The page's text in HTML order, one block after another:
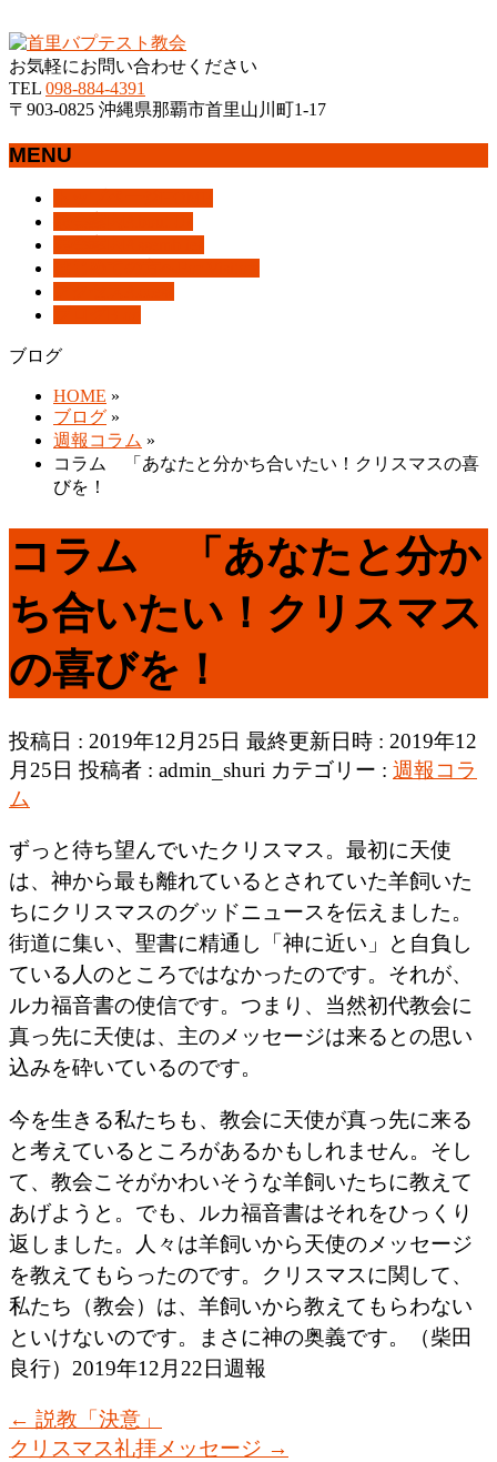
お気軽にお問い合わせください
TEL 098-884-4391
〒903-0825 沖縄県那覇市首里山川町1-17
MENU
す
ブログ
HOME »
ブログ »
週報コラム »
コラム 「あなたと分かち合いたい！クリスマスの喜
びを！
コラム 「あなたと分か
ち合いたい！クリスマス
の喜びを！
投稿日 : 2019年12月25日 最終更新日時 : 2019年12
月25日 投稿者 : admin_shuri カテゴリー : 週報コラ
ム
ずっと待ち望んでいたクリスマス。最初に天使
は、神から最も離れているとされていた羊飼いた
ちにクリスマスのグッドニュースを伝えました。
街道に集い、聖書に精通し「神に近い」と自負し
ている人のところではなかったのです。それが、
ルカ福音書の使信です。つまり、当然初代教会に
真っ先に天使は、主のメッセージは来るとの思い
込みを砕いているのです。
今を生きる私たちも、教会に天使が真っ先に来る
と考えているところがあるかもしれません。そし
て、教会こそがかわいそうな羊飼いたちに教えて
あげようと。でも、ルカ福音書はそれをひっくり
返しました。人々は羊飼いから天使のメッセージ
を教えてもらったのです。クリスマスに関して、
私たち（教会）は、羊飼いから教えてもらわない
といけないのです。まさに神の奥義です。（柴田
良行）2019年12月22日週報
← 説教「決意」
クリスマス礼拝メッセージ →